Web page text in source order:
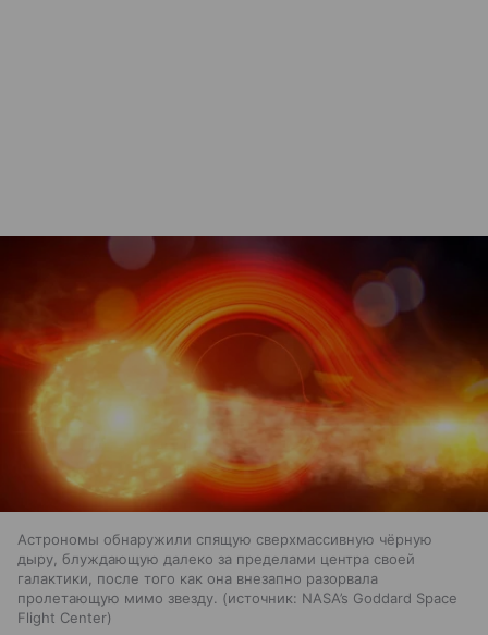
Астрономы обнаружили спящую сверхмассивную чёрную
дыру, блуждающую далеко за пределами центра своей
галактики, после того как она внезапно разорвала
пролетающую мимо звезду.
источник: NASA’s Goddard Space
Flight Center